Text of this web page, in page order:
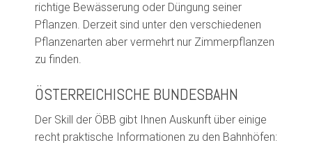
richtige Bewässerung oder Düngung seiner
Pflanzen. Derzeit sind unter den verschiedenen
Pflanzenarten aber vermehrt nur Zimmerpflanzen
zu finden.
ÖSTERREICHISCHE BUNDESBAHN
Der Skill der ÖBB gibt Ihnen Auskunft über einige
recht praktische Informationen zu den Bahnhöfen: